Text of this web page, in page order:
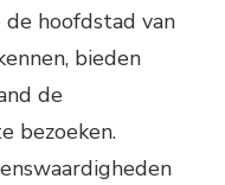
de hoofdstad van
bieden
de
bezoeken.